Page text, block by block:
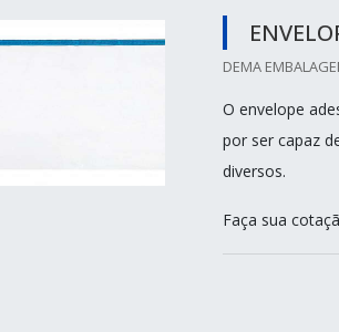
DEMA
O envelope
por ser capaz
diversos.
Faça sua